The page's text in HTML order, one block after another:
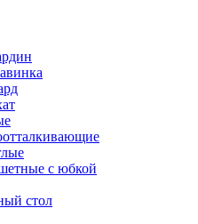
с юбкой
стол